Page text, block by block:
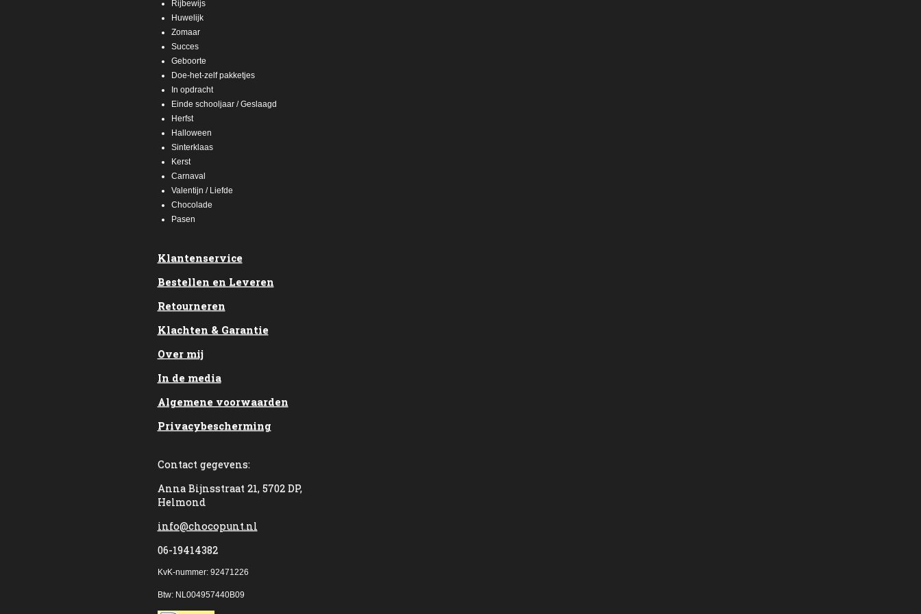
Rijbewijs
Huwelijk
Zomaar
Succes
Geboorte
Doe-het-zelf pakketjes
In opdracht
Einde schooljaar / Geslaagd
Herfst
Halloween
Sinterklaas
Kerst
Carnaval
Valentijn / Liefde
Chocolade
Pasen
Klantenservice
Bestellen en Leveren
Retourneren
Klachten & Garantie
Over mij
In de media
Algemene voorwaarden
Privacybescherming
Contact gegevens:
Anna Bijnsstraat 21, 5702 DP,
Helmond
info@chocopunt.nl
06-19414382
KvK-nummer: 92471226
Btw: NL004957440B09